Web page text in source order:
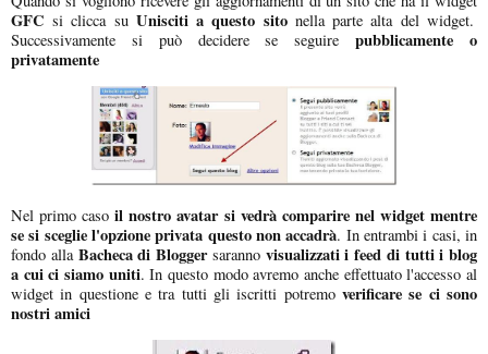
GFC si clicca suUnisciti a questo sito nella parte alta del widget.
Successivamente si può decidere se seguire pubblicamente o
privatamente
Nel primo casoil nostro avatar si vedrà comparire nel widget mentre
se si sceglie l'opzione privata questo non accadrà. In entrambi i casi, in
fondo alla Bacheca di Bloggersaranno visualizzati i feed di tutti i blog
a cui ci siamo uniti. In questo modo avremo anche effettuato l'accesso al
widget in questione e tra tutti gli iscritti potremo verificare se ci sono
nostri amici